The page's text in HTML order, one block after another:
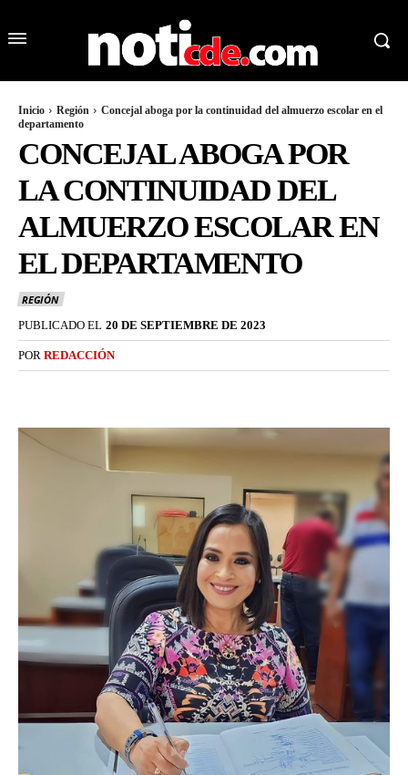
Inicio Región
Concejal aboga por la continuidad del almuerzo escolar en el
departamento
CONCEJAL ABOGA POR
LA CONTINUIDAD DEL
ALMUERZO ESCOLAR EN
EL DEPARTAMENTO
REGIÓN
PUBLICADO EL 20 DE SEPTIEMBRE DE 2023
POR REDACCIÓN